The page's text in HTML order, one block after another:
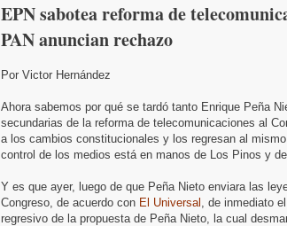
EPN sabotea reforma de
PAN anuncian rechazo
Por Victor Hernández
Ahora sabemos por qué se tardó tanto Enrique Peña
secundarias de la reforma de telecomunicaciones al
a los cambios constitucionales y los regresan al
control de los medios está en manos de Los Pinos y
Y es que ayer, luego de que Peña Nieto enviara las
Congreso, de acuerdo con El Universal , de inmediato
regresivo de la propuesta de Peña Nieto, la cual